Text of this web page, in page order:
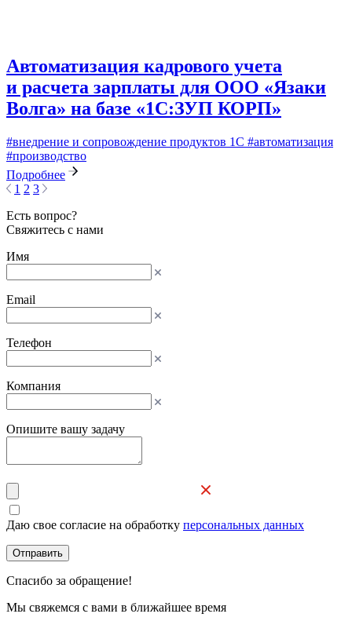
Автоматизация кадрового учета
и расчета зарплаты для ООО «Язаки
Волга» на базе «1С:ЗУП КОРП»
#внедрение и сопровождение продуктов 1С #автоматизация
#производство
Подробнее
1 2 3
Есть вопрос?
Свяжитесь с нами
Имя
Email
Телефон
Компания
Опишите вашу задачу
Даю свое согласие на обработку персональных данных
Отправить
Спасибо за обращение!
Мы свяжемся с вами в ближайшее время